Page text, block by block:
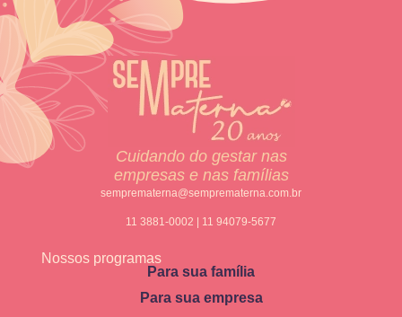
Cuidando do gestar nas
empresas e nas famílias
semprematerna@semprematerna.com.br
11 3881-0002 | 11 94079-5677
Nossos programas
Para sua família
Para sua empresa